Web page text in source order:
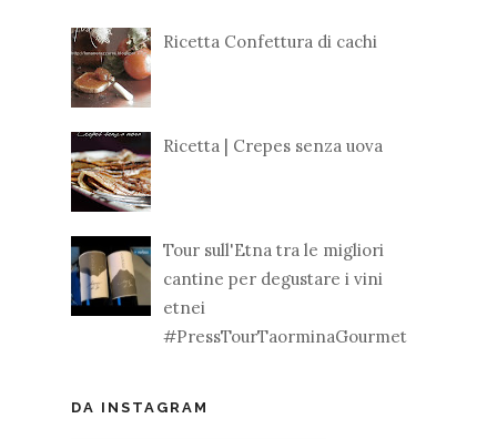
Ricetta Confettura di cachi
Ricetta | Crepes senza uova
Tour sull'Etna tra le migliori
cantine per degustare i vini
etnei
#PressTourTaorminaGourmet
DA INSTAGRAM